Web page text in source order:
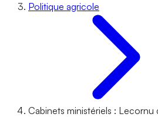
Politique agricole
Cabinets ministériels : Lecornu